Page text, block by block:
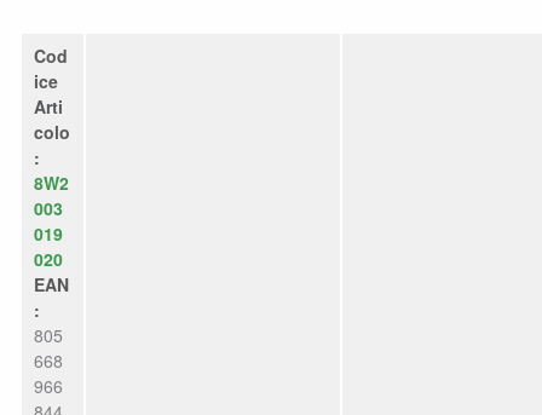
Cod
ice
Arti
colo
:
8W2
003
019
020
EAN
:
805
668
966